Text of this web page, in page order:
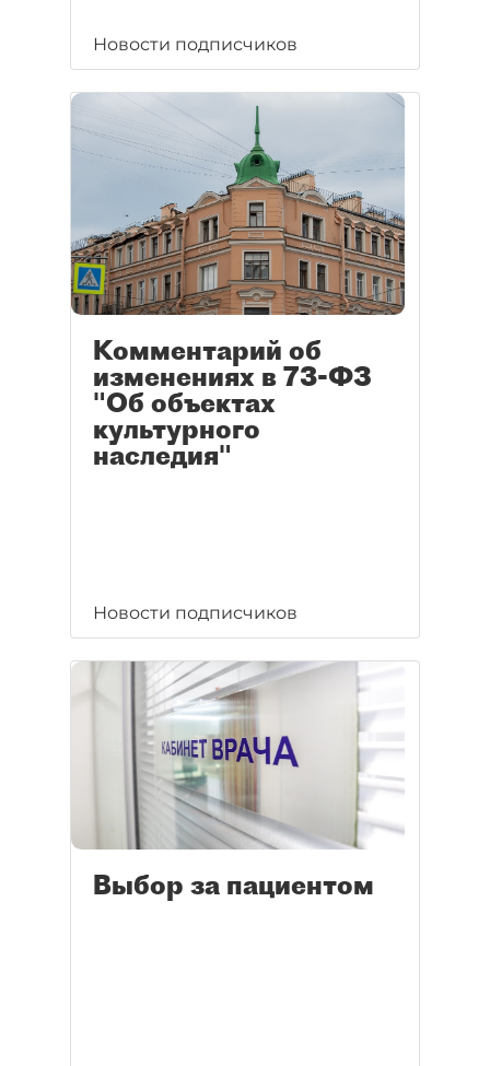
Новости подписчиков
Комментарий об
изменениях в 73-ФЗ
"Об объектах
культурного
наследия"
Новости подписчиков
Выбор за пациентом